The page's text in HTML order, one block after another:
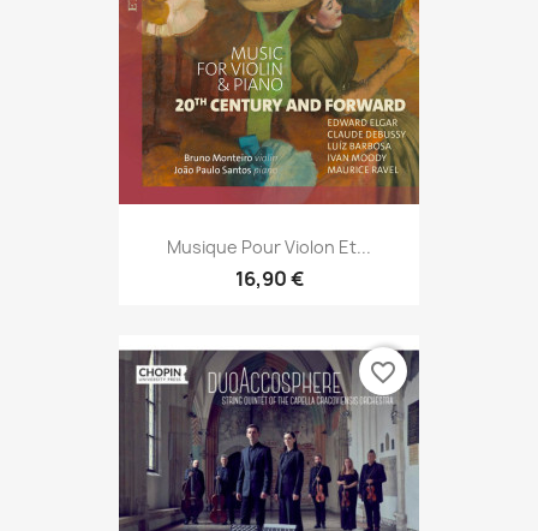
Musique Pour Violon Et...
16,90 €
favorite_border